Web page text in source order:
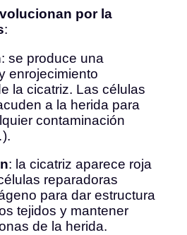
por la
:
: se produce una
enrojecimiento
la cicatriz. Las células
a la herida para
contaminación
: la cicatriz aparece roja
reparadoras
para dar estructura
tejidos y mantener
de la herida.